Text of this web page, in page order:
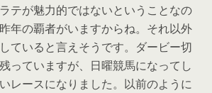
テが魅力的ではないということなの
年の覇者がいますからね。それ以外
ていると言えそうです。ダービー切
っていますが、日曜競馬になってし
レースになりました。以前のように